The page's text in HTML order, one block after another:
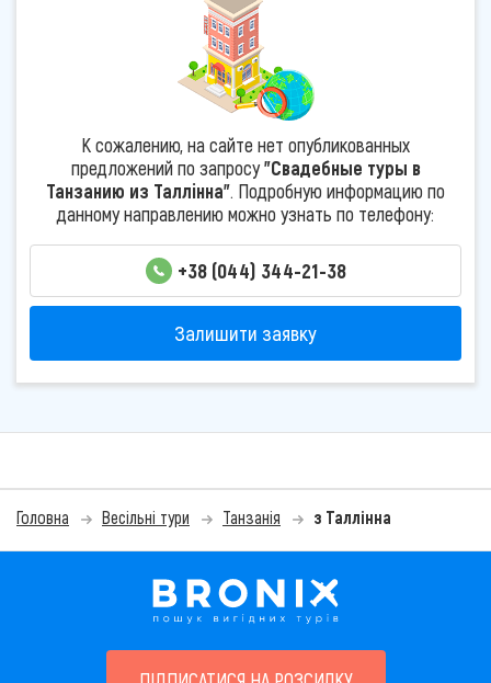
К сожалению, на сайте нет опубликованных
предложений по запросу"Свадебные туры в
Танзанию из Таллінна". Подробную информацию по
данному направлению можно узнать по телефону:
+38 (044) 344-21-38
Залишити заявку
Головна Весільні тури Танзанія з Таллінна